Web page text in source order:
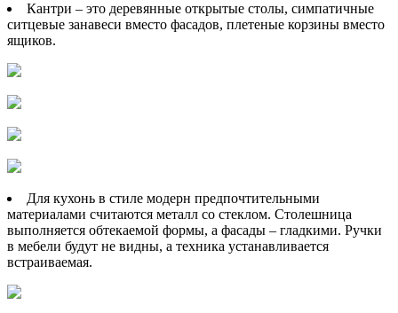
Кантри – это деревянные открытые столы, симпатичные
ситцевые занавеси вместо фасадов, плетеные корзины вместо
ящиков.
Для кухонь в стиле модерн предпочтительными
материалами считаются металл со стеклом. Столешница
выполняется обтекаемой формы, а фасады – гладкими. Ручки
в мебели будут не видны, а техника устанавливается
встраиваемая.